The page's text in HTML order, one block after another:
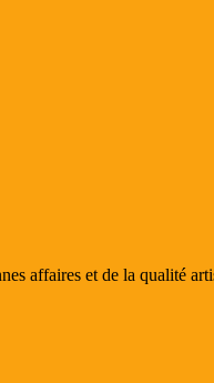
affaires et de la qualité